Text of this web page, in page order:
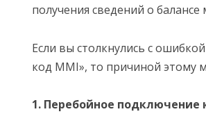
получения сведений о балансе
Если вы столкнулись с
код MMI», то причиной этому
1. Перебойное подключение